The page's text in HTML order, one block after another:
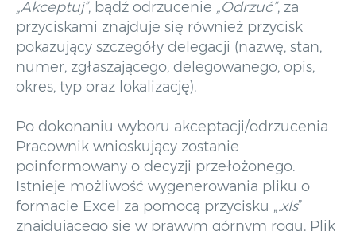
„Akceptuj”, bądź odrzucenie „Odrzuć”, za
przyciskami znajduje się również przycisk
pokazujący szczegóły delegacji (nazwę, stan,
numer, zgłaszającego, delegowanego, opis,
okres, typ oraz lokalizację).
Po dokonaniu wyboru akceptacji/odrzucenia
Pracownik wnioskujący zostanie
poinformowany o decyzji przełożonego.
Istnieje możliwość wygenerowania pliku o
formacie Excel za pomocą przycisku „.xls”
znajdującego się w prawym górnym rogu. Plik